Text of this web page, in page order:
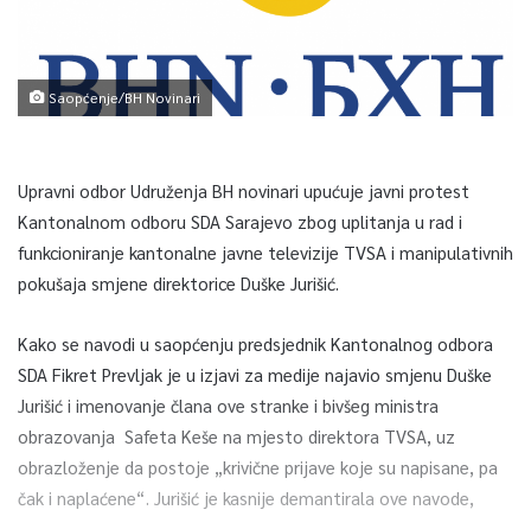
Saopćenje/BH Novinari
Upravni odbor Udruženja BH novinari upućuje javni protest
Kantonalnom odboru SDA Sarajevo zbog uplitanja u rad i
funkcioniranje kantonalne javne televizije TVSA i manipulativnih
pokušaja smjene direktorice Duške Jurišić.
Kako se navodi u saopćenju predsjednik Kantonalnog odbora
SDA Fikret Prevljak je u izjavi za medije najavio smjenu Duške
Jurišić i imenovanje člana ove stranke i bivšeg ministra
obrazovanja Safeta Keše na mjesto direktora TVSA, uz
obrazloženje da postoje „krivične prijave koje su napisane, pa
čak i naplaćene“. Jurišić je kasnije demantirala ove navode,